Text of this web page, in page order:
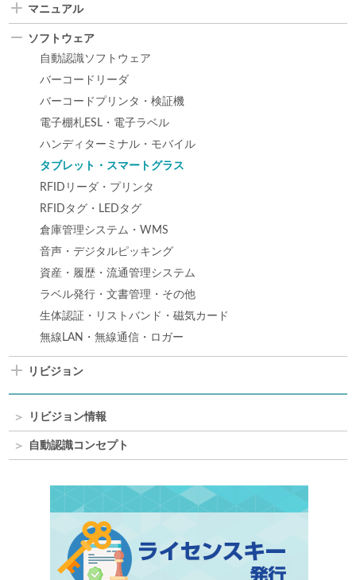
マニュアル
ソフトウェア
自動認識ソフトウェア
バーコードリーダ
バーコードプリンタ・検証機
電子棚札ESL・電子ラベル
ハンディターミナル・モバイル
タブレット・スマートグラス
RFIDリーダ・プリンタ
RFIDタグ・LEDタグ
倉庫管理システム・WMS
音声・デジタルピッキング
資産・履歴・流通管理システム
ラベル発行・文書管理・その他
生体認証・リストバンド・磁気カード
無線LAN・無線通信・ロガー
リビジョン
リビジョン情報
自動認識コンセプト